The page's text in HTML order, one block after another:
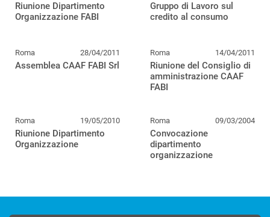
Riunione Dipartimento
Organizzazione FABI
Gruppo di Lavoro sul
credito al consumo
Roma 28/04/2011
Assemblea CAAF FABI Srl
Roma 14/04/2011
Riunione del Consiglio di
amministrazione CAAF
FABI
Roma 19/05/2010
Riunione Dipartimento
Organizzazione
Roma 09/03/2004
Convocazione
dipartimento
organizzazione